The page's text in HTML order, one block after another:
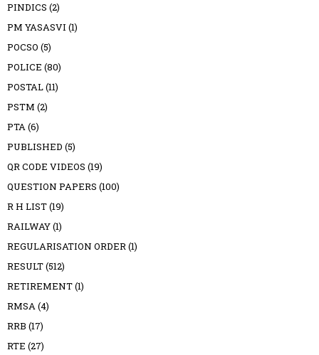
PINDICS (2)
PM YASASVI (1)
POCSO (5)
POLICE (80)
POSTAL(11)
PSTM (2)
PTA(6)
PUBLISHED (5)
QR CODE VIDEOS (19)
QUESTION PAPERS (100)
R H LIST(19)
RAILWAY(1)
REGULARISATION ORDER(1)
RESULT(512)
RETIREMENT(1)
RMSA(4)
RRB (17)
RTE (27)